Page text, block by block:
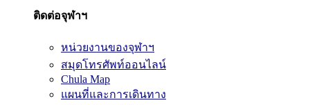
ติดต่อจุฬาฯ
หน่วยงานของจุฬาฯ
สมุดโทรศัพท์ออนไลน์
Chula Map
แผนที่และการเดินทาง